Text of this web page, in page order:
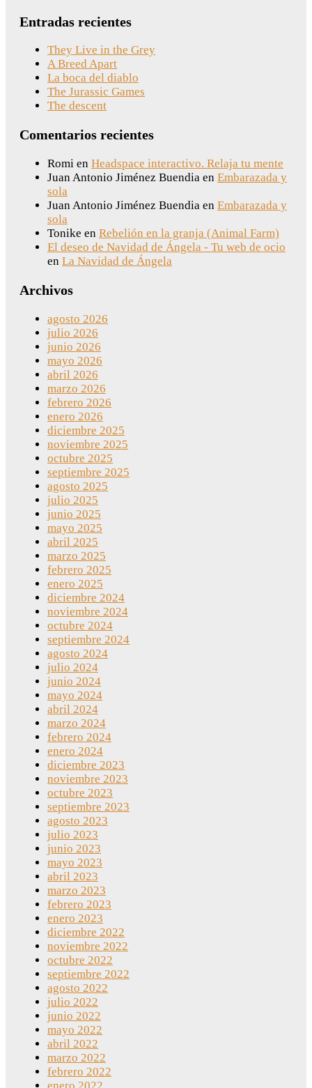
Entradas recientes
They Live in the Grey
A Breed Apart
La boca del diablo
The Jurassic Games
The descent
Comentarios recientes
Romi en Headspace interactivo. Relaja tu mente
Juan Antonio Jiménez Buendia en Embarazada y
sola
Juan Antonio Jiménez Buendia en Embarazada y
sola
Tonike en Rebelión en la granja (Animal Farm)
El deseo de Navidad de Ángela - Tu web de ocio
en La Navidad de Ángela
Archivos
agosto 2026
julio 2026
junio 2026
mayo 2026
abril 2026
marzo 2026
febrero 2026
enero 2026
diciembre 2025
noviembre 2025
octubre 2025
septiembre 2025
agosto 2025
julio 2025
junio 2025
mayo 2025
abril 2025
marzo 2025
febrero 2025
enero 2025
diciembre 2024
noviembre 2024
octubre 2024
septiembre 2024
agosto 2024
julio 2024
junio 2024
mayo 2024
abril 2024
marzo 2024
febrero 2024
enero 2024
diciembre 2023
noviembre 2023
octubre 2023
septiembre 2023
agosto 2023
julio 2023
junio 2023
mayo 2023
abril 2023
marzo 2023
febrero 2023
enero 2023
diciembre 2022
noviembre 2022
octubre 2022
septiembre 2022
agosto 2022
julio 2022
junio 2022
mayo 2022
abril 2022
marzo 2022
febrero 2022